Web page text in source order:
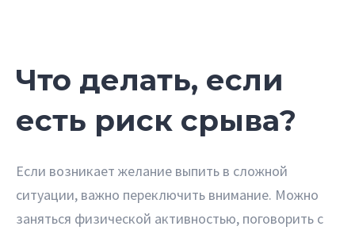
Что делать, если
есть риск срыва?
Если возникает желание выпить в сложной
ситуации, важно переключить внимание. Можно
заняться физической активностью, поговорить с